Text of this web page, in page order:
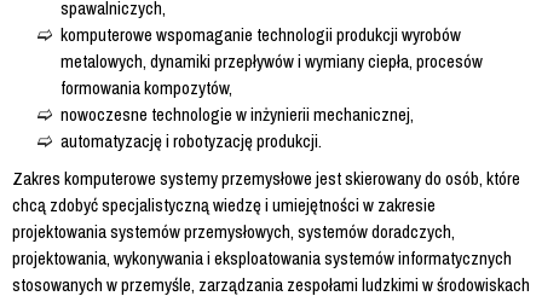
spawalniczych,
komputerowe wspomaganie technologii produkcji wyrobów
metalowych, dynamiki przepływów i wymiany ciepła, procesów
formowania kompozytów,
nowoczesne technologie w inżynierii mechanicznej,
automatyzację i robotyzację produkcji.
Zakres komputerowe systemy przemysłowe jest skierowany do osób, które
chcą zdobyć specjalistyczną wiedzę i umiejętności w zakresie
projektowania systemów przemysłowych, systemów doradczych,
projektowania, wykonywania i eksploatowania systemów informatycznych
stosowanych w przemyśle, zarządzania zespołami ludzkimi w środowiskach